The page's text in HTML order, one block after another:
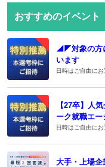
おすすめのイベント
◢◤対象の方
います
日時はご自由に
【27卒】人
ーク就職エー
日時はご自由に
大手・上場